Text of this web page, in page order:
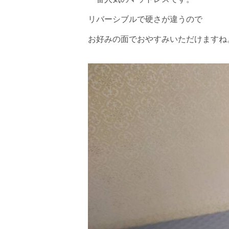
リバーシブルで硬さが違うので
お好みの面でおやすみいただけますね